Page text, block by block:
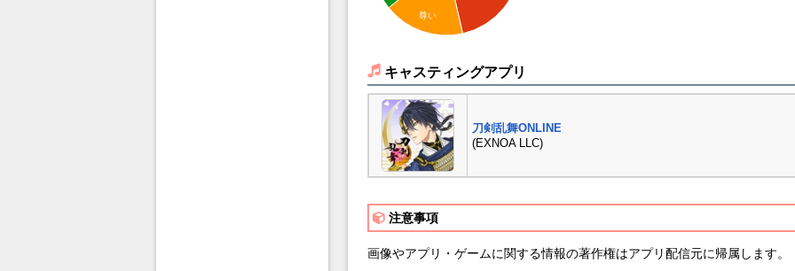
尊い
キャスティングアプリ
刀剣乱舞ONLINE
(EXNOA LLC)
注意事項
画像やアプリ・ゲームに関する情報の著作権はアプリ配信元に帰属します。